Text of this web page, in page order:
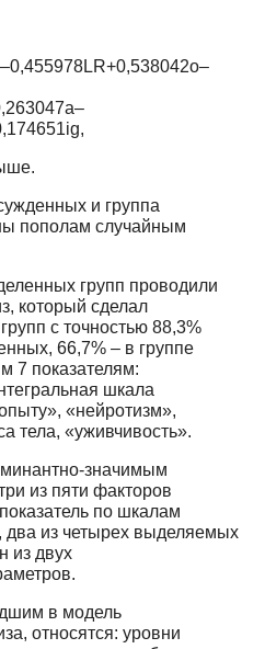
и группа
пополам случайным
групп проводили
который сделал
с точностью 88,3%
66,7% – в группе
7 показателям:
шкала
«нейротизм»,
тела, «уживчивость».
значимым
из пяти факторов
по шкалам
два из четырех выделяемых
из двух
в модель
относятся: уровни